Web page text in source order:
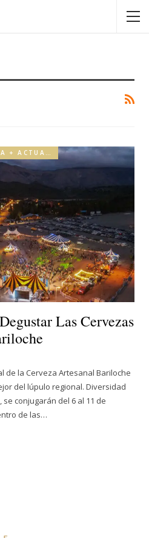
Las Cervezas
de la Cerveza Artesanal Bariloche
del lúpulo regional. Diversidad
conjugarán del 6 al 11 de
de las…